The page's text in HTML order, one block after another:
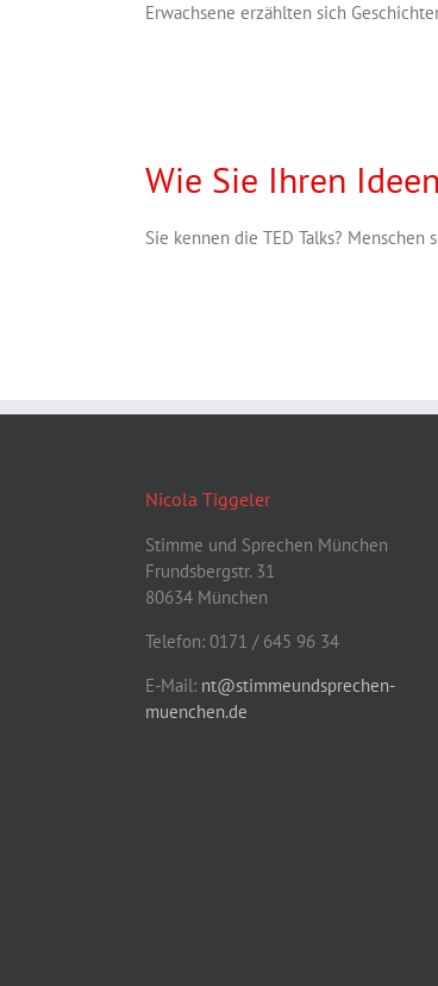
Erwachsene erzählten sich
Wie Sie Ihren
Sie kennen die TED Talks?
Nicola Tiggeler
Stimme und Sprechen München
Frundsbergstr. 31
80634 München
Telefon: 0171 / 645 96 34
E-Mail: nt@stimmeundsprechen-
muenchen.de